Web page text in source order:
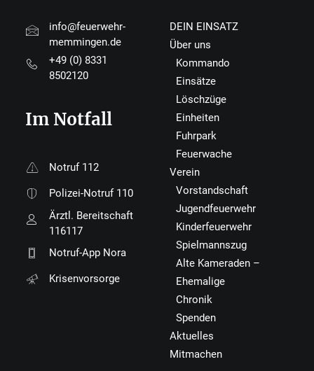
info@feuerwehr-
memmingen.de
+49 (0) 8331
8502120
Im Notfall
Notruf 112
Polizei-Notruf 110
Ärztl. Bereitschaft
116117
Notruf-App Nora
Krisenvorsorge
DEIN EINSATZ
Über uns
Kommando
Einsätze
Löschzüge
Einheiten
Fuhrpark
Feuerwache
Verein
Vorstandschaft
Jugendfeuerwehr
Kinderfeuerwehr
Spielmannszug
Alte Kameraden –
Ehemalige
Chronik
Spenden
Aktuelles
Mitmachen